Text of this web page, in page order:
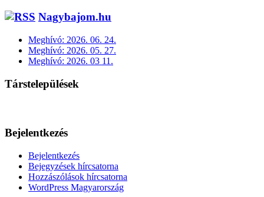
Nagybajom.hu
Meghívó: 2026. 06. 24.
Meghívó: 2026. 05. 27.
Meghívó: 2026. 03 11.
Társtelepülések
Bejelentkezés
Bejelentkezés
Bejegyzések hírcsatorna
Hozzászólások hírcsatorna
WordPress Magyarország